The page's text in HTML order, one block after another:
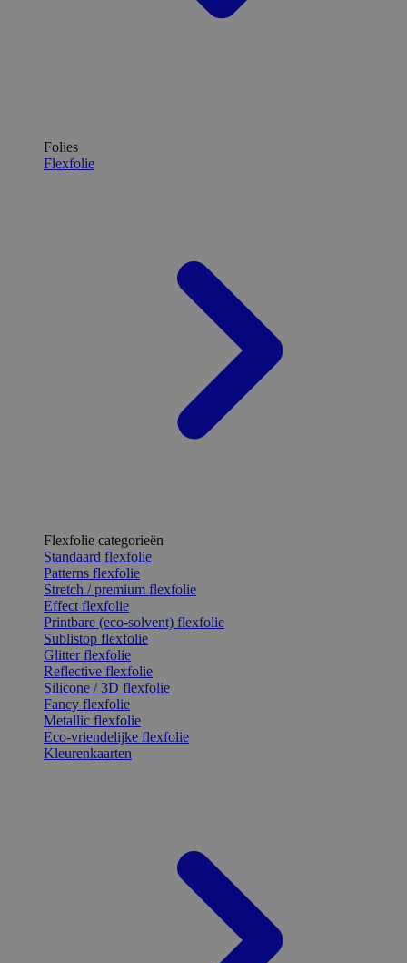
Folies
Flexfolie
Flexfolie categorieën
Standaard flexfolie
Patterns flexfolie
Stretch / premium flexfolie
Effect flexfolie
Printbare (eco-solvent) flexfolie
Sublistop flexfolie
Glitter flexfolie
Reflective flexfolie
Silicone / 3D flexfolie
Fancy flexfolie
Metallic flexfolie
Eco-vriendelijke flexfolie
Kleurenkaarten